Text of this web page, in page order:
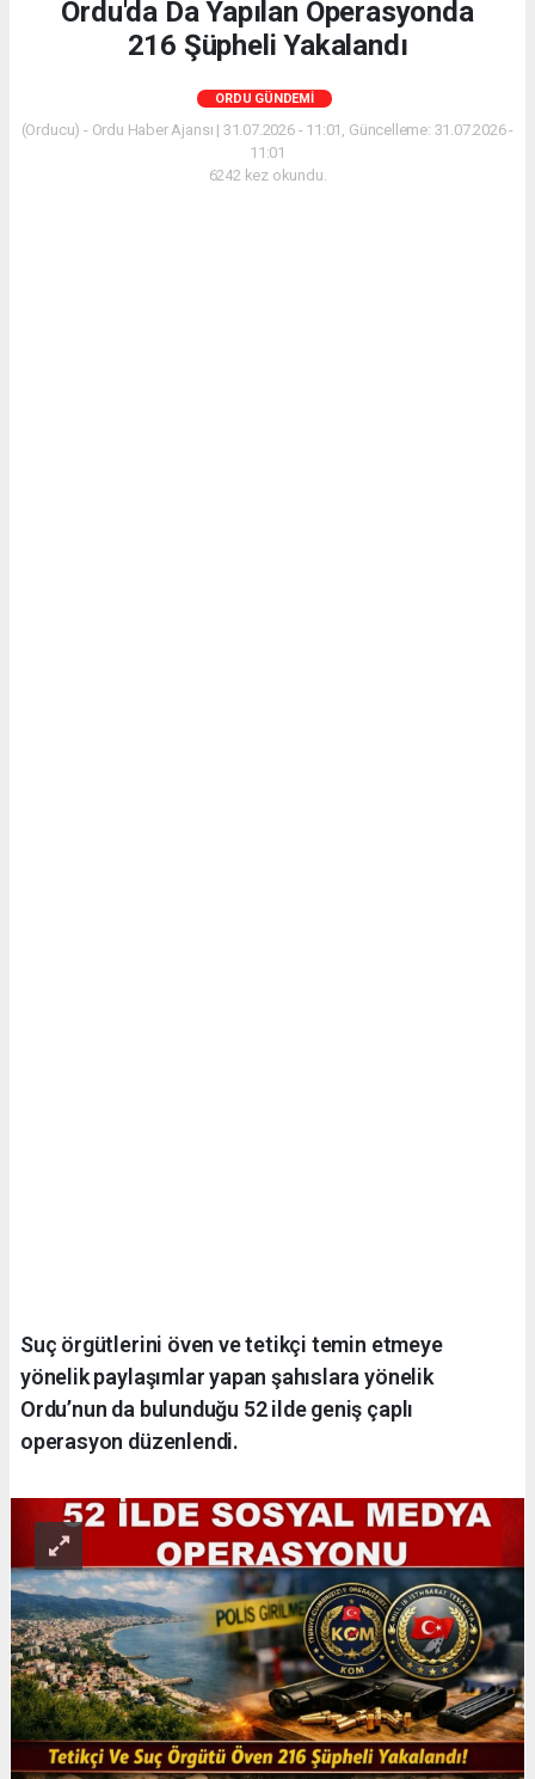
Ordu'da Da Yapılan Operasyonda
216 Şüpheli Yakalandı
ORDU GÜNDEMI
(Orducu) - Ordu Haber Ajansı | 31.07.2026 - 11:01, Güncelleme: 31.07.2026 -
11:01
6242 kez okundu.
Suç örgütlerini öven ve tetikçi temin etmeye
yönelik paylaşımlar yapan şahıslara yönelik
Ordu’nun da bulunduğu 52 ilde geniş çaplı
operasyon düzenlendi.